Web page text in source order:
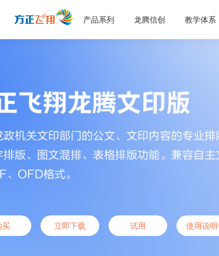
产品系列 龙腾信创 教学体系
立即下载 试用 使用说